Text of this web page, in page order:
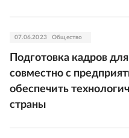
07.06.2023 Общество
Подготовка кадров
совместно с
обеспечить
страны